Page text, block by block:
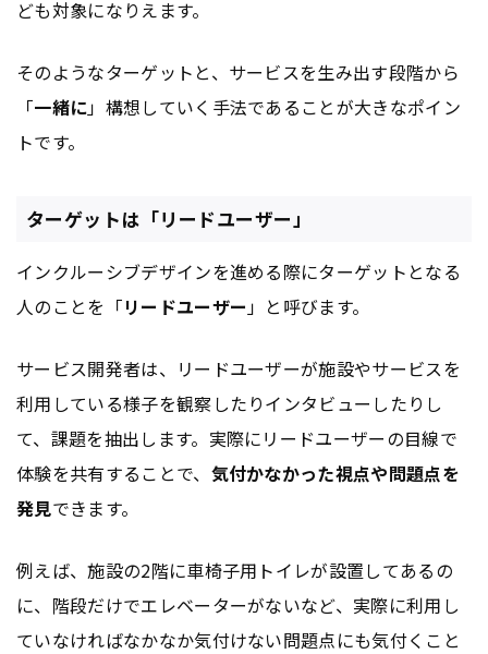
ども対象になりえます。
そのようなターゲットと、サービスを生み出す段階から
「一緒に」構想していく手法であることが大きなポイン
トです。
ターゲットは「リードユーザー」
インクルーシブデザインを進める際にターゲットとなる
人のことを「リードユーザー」と呼びます。
サービス開発者は、リードユーザーが施設やサービスを
利用している様子を観察したりインタビューしたりし
て、課題を抽出します。実際にリードユーザーの目線で
体験を共有することで、 気付かなかった視点や問題点を
発見できます。
例えば、施設の2階に車椅子用トイレが設置してあるの
に、階段だけでエレベーターがないなど、実際に利用し
ていなければなかなか気付けない問題点にも気付くこと